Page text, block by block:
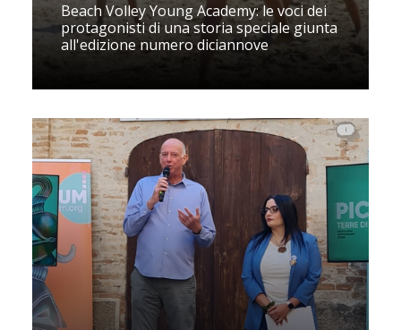
Beach Volley Young Academy: le voci dei
protagonisti di una storia speciale giunta
all'edizione numero diciannove